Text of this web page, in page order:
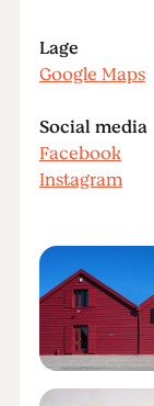
Lage
Google Maps
Social media
Facebook
Instagram